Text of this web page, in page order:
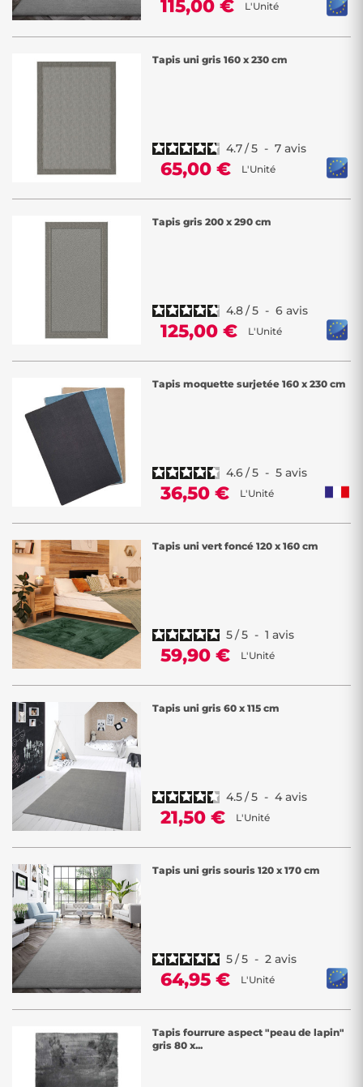
115,00 € L'Unité
Tapis uni gris 160 x 230 cm
4.7/5 - 7 avis
65,00 € L'Unité
Tapis gris 200 x 290 cm
4.8/5 - 6 avis
125,00 € L'Unité
Tapis moquette surjetée 160 x 230 cm
4.6/5 - 5 avis
36,50 € L'Unité
Tapis uni vert foncé 120 x 160 cm
5/5 - 1 avis
59,90 € L'Unité
Tapis uni gris 60 x 115 cm
4.5/5 - 4 avis
21,50 € L'Unité
Tapis uni gris souris 120 x 170 cm
5/5 - 2 avis
64,95 € L'Unité
Tapis fourrure aspect "peau de lapin"
gris 80 x...